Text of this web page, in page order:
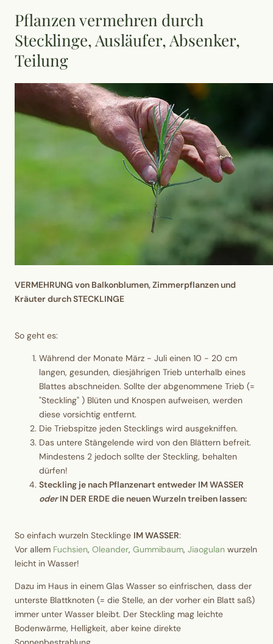
Pflanzen vermehren durch
Stecklinge, Ausläufer, Absenker,
Teilung
VERMEHRUNG von Balkonblumen, Zimmerpflanzen und
Kräuter durch STECKLINGE
So geht es:
​Während der Monate März - Juli einen 10 - 20 cm
langen, gesunden, diesjährigen Trieb unterhalb eines
Blattes abschneiden. Sollte der abgenommene Trieb (=
"Steckling" ) Blüten und Knospen aufweisen, werden
diese vorsichtig entfernt.
Die Triebspitze jeden Stecklings wird ausgekniffen.
Das untere Stängelende wird von den Blättern befreit.
Mindestens 2 jedoch sollte der Steckling, behalten
dürfen!
Steckling je nach Pflanzenart entweder IM WASSER
oderIN DER ERDE die neuen Wurzeln treiben lassen:
So einfach wurzeln Stecklinge IM WASSER:
Vor allem Fuchsien, Oleander, Gummibaum, Jiaogulan wurzeln
leicht in Wasser!
Dazu im Haus in einem Glas Wasser so einfrischen, dass der
unterste Blattknoten (= die Stelle, an der vorher ein Blatt saß)
immer unter Wasser bleibt. Der Steckling mag leichte
Bodenwärme, Helligkeit, aber keine direkte